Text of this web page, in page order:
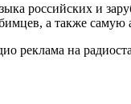
российских и
а также